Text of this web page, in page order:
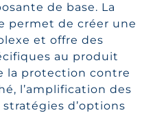
de base. La
permet de créer une
et offre des
au produit
la protection contre
l’amplification des
d’options